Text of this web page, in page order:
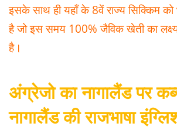
इसके साथ ही यहाँ के 8वें राज्य सिक्किम को
है जो इस समय 100% जैविक खेती का
है।
अंग्रेजो का नागालैंड पर
नागालैंड की राजभाषा